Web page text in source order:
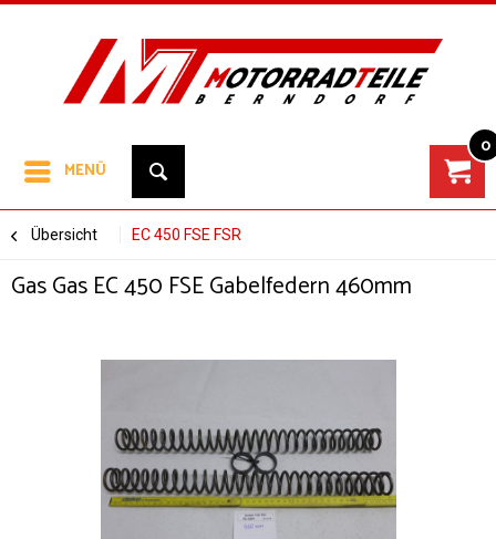
MENÜ
0
Übersicht EC 450 FSE FSR
Gas Gas EC 450 FSE Gabelfedern 460mm